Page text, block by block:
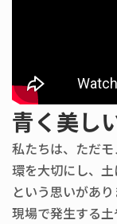
青く美し
私たちは、ただ
環を大切にし、
という思いがあり
現場で発生する土